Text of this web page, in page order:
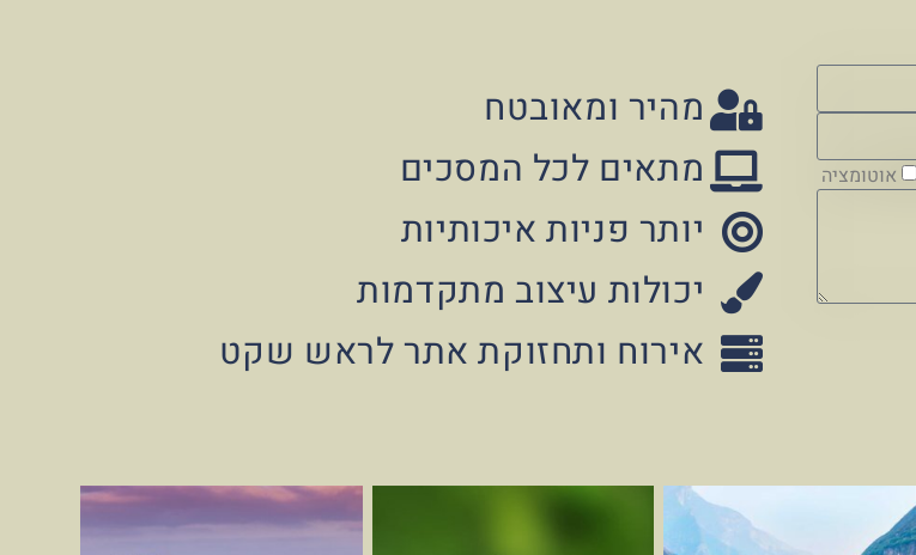
אוטומציה
מהיר ומאובטח
מתאים לכל המסכים
יותר פניות איכותיות
יכולות עיצוב מתקדמות
אירוח ותחזוקת אתר לראש שקט